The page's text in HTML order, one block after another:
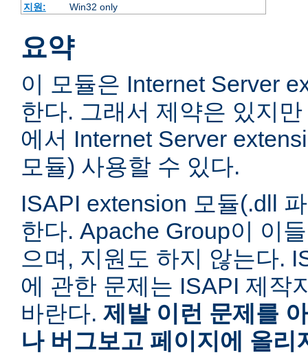
지원:
Win32 only
요약
이 모듈은 Internet Server
한다. 그래서 제약은 있지
에서 Internet Server
모듈) 사용할 수 있다.
ISAPI extension 모듈(.dll
한다. Apache Group이 이
으며, 지원도 하지 않는다.
에 관한 문제는 ISAPI 제작
바란다. 제발 이런 문제를
나 버그보고 페이지에 올리